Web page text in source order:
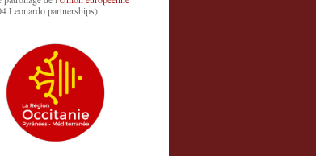
Leonardo partnerships)